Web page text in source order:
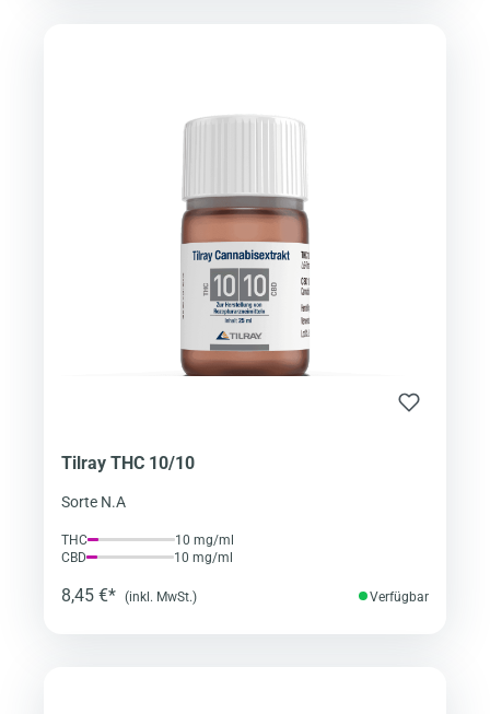
Tilray THC 10/10
Sorte N.A
THC
10 mg/ml
CBD
10 mg/ml
8,45 €* (inkl. MwSt.) Verfügbar